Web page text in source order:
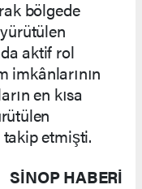
bölgede
aktif rol
imkânlarının
en kısa
takip etmişti.
SINOP HABERİ